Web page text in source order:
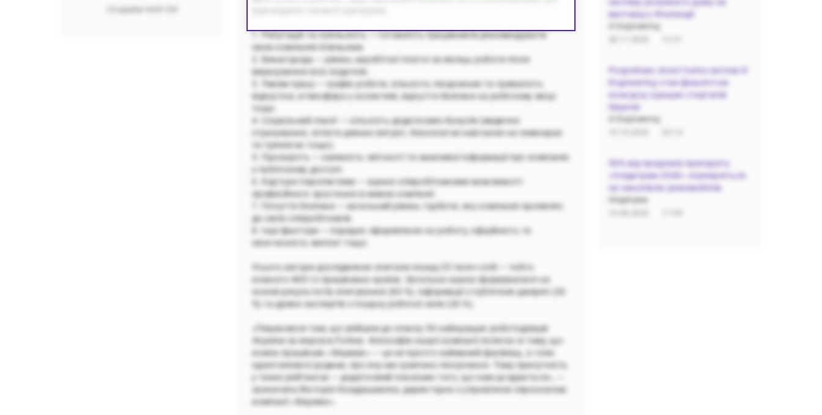
Создаем wish list
1. Репутація та лояльність — готовність працівників рекомендувати
свою компанію близьким.
2. Винагорода — рівень заробітної платні за місяць роботи після
вирахування всіх податків.
3. Умови праці — графік роботи, кількість лікарняних та тривалість
відпустки, атмосфера у колективі, відчуття безпеки на робочому місці
тощо.
4. Соціальний пакет — кількість додаткових бонусів (медичне
страхування, оплата деяких витрат, безоплатне навчання на семінарах
та тренінгах тощо).
5. Прозорість — наявність звітності та важливої інформації про компанію
у публічному доступі.
6. Кар’єрні перспективи — оцінка співробітниками можливості
професійного зростання в межах компанії.
7. Почуття безпеки — загальний рівень турботи, яку компанія проявляє
до своїх співробітників.
8. Інші фактори — порядок оформлення на роботу, офіційність та
своєчасність виплат тощо.
Усього автори дослідження опитали понад 25 тисяч осіб — тобто
кожного 400-го працівника країни. Загальна оцінка формувалася на
основі результатів опитування (60 %), інформації з публічних джерел (20
%) та думок експертів з пошуку робочої сили (20 %).
«Пишаємося тим, що увійшли до списку 50 найкращих роботодавців
України за версією Forbes. Філософія нашої компанії полягає в тому, що
кожен працівник «Фармак» — це не просто найманий фахівець, а член
однієї великої родини, про яку ми сумлінно піклуємося. Тому присутність
у таких рейтингах — додатковий показник того, що нам це вдається», —
зазначила Вікторія Кондрашихіна, директорка з управління персоналом
компанії «Фармак».
виставці у Фінляндії
Розробник smart home систем i3
Engineering став фіналістом
конкурсу кращих стартапів
Європи
50% від продажів препарату
«Олідетрим 2000» спрямуються
на закупівлю реанімобілів.
Олідетрим